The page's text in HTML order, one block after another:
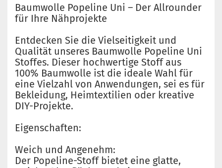
Baumwolle Popeline Uni – Der Allrounder
für Ihre Nähprojekte
Entdecken Sie die Vielseitigkeit und
Qualität unseres Baumwolle Popeline Uni
Stoffes. Dieser hochwertige Stoff aus
100% Baumwolle ist die ideale Wahl für
eine Vielzahl von Anwendungen, sei es für
Bekleidung, Heimtextilien oder kreative
DIY-Projekte.
Eigenschaften:
Weich und Angenehm:
Der Popeline-Stoff bietet eine glatte,